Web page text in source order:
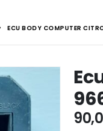
ECU BODY COMPUTER